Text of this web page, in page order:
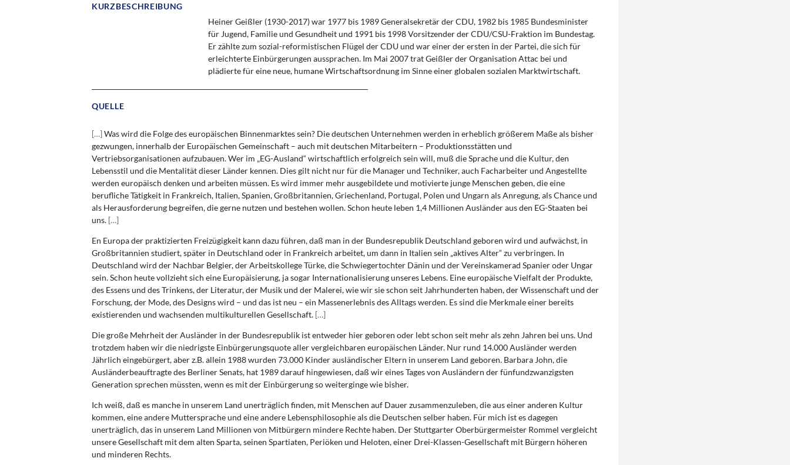
KURZBESCHREIBUNG
Heiner Geißler (1930-2017) war 1977 bis 1989 Generalsekretär der CDU, 1982 bis 1985 Bundesminister
für Jugend, Familie und Gesundheit und 1991 bis 1998 Vorsitzender der CDU/CSU-Fraktion im Bundestag.
Er zählte zum sozial-reformistischen Flügel der CDU und war einer der ersten in der Partei, die sich für
erleichterte Einbürgerungen aussprachen. Im Mai 2007 trat Geißler der Organisation Attac bei und
plädierte für eine neue, humane Wirtschaftsordnung im Sinne einer globalen sozialen Marktwirtschaft.
QUELLE
[…]Was wird die Folge des europäischen Binnenmarktes sein? Die deutschen Unternehmen werden in erheblich größerem Maße als bisher
gezwungen, innerhalb der Europäischen Gemeinschaft – auch mit deutschen Mitarbeitern – Produktionsstätten und
Vertriebsorganisationen aufzubauen. Wer im „EG-Ausland“ wirtschaftlich erfolgreich sein will, muß die Sprache und die Kultur, den
Lebensstil und die Mentalität dieser Länder kennen. Dies gilt nicht nur für die Manager und Techniker, auch Facharbeiter und Angestellte
werden europäisch denken und arbeiten müssen. Es wird immer mehr ausgebildete und motivierte junge Menschen geben, die eine
berufliche Tätigkeit in Frankreich, Italien, Spanien, Großbritannien, Griechenland, Portugal, Polen und Ungarn als Anregung, als Chance und
als Herausforderung begreifen, die gerne nutzen und bestehen wollen. Schon heute leben 1,4 Millionen Ausländer aus den EG-Staaten bei
uns. […]
En Europa der praktizierten Freizügigkeit kann dazu führen, daß man in der Bundesrepublik Deutschland geboren wird und aufwächst, in
Großbritannien studiert, später in Deutschland oder in Frankreich arbeitet, um dann in Italien sein „aktives Alter“ zu verbringen. In
Deutschland wird der Nachbar Belgier, der Arbeitskollege Türke, die Schwiegertochter Dänin und der Vereinskamerad Spanier oder Ungar
sein. Schon heute vollzieht sich eine Europäisierung, ja sogar Internationalisierung unseres Lebens. Eine europäische Vielfalt der Produkte,
des Essens und des Trinkens, der Literatur, der Musik und der Malerei, wie wir sie schon seit Jahrhunderten haben, der Wissenschaft und der
Forschung, der Mode, des Designs wird – und das ist neu – ein Massenerlebnis des Alltags werden. Es sind die Merkmale einer bereits
existierenden und wachsenden multikulturellen Gesellschaft. […]
Die große Mehrheit der Ausländer in der Bundesrepublik ist entweder hier geboren oder lebt schon seit mehr als zehn Jahren bei uns. Und
trotzdem haben wir die niedrigste Einbürgerungsquote aller vergleichbaren europäischen Länder. Nur rund 14.000 Ausländer werden
Jährlich eingebürgert, aber z.B. allein 1988 wurden 73.000 Kinder ausländischer Eltern in unserem Land geboren. Barbara John, die
Ausländerbeauftragte des Berliner Senats, hat 1989 darauf hingewiesen, daß wir eines Tages von Ausländern der fünfundzwanzigsten
Generation sprechen müssten, wenn es mit der Einbürgerung so weiterginge wie bisher.
Ich weiß, daß es manche in unserem Land unerträglich finden, mit Menschen auf Dauer zusammenzuleben, die aus einer anderen Kultur
kommen, eine andere Muttersprache und eine andere Lebensphilosophie als die Deutschen selber haben. Für mich ist es dagegen
unerträglich, das in unserem Land Millionen von Mitbürgern mindere Rechte haben. Der Stuttgarter Oberbürgermeister Rommel vergleicht
unsere Gesellschaft mit dem alten Sparta, seinen Spartiaten, Periöken und Heloten, einer Drei-Klassen-Gesellschaft mit Bürgern höheren
und minderen Rechts.